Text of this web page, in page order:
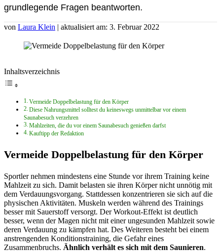
grundlegende Fragen beantworten.
von Laura Klein | aktualisiert am: 3. Februar 2022
Inhaltsverzeichnis
Vermeide Doppelbelastung für den Körper
Diese Nahrungsmittel solltest du keineswegs unmittelbar vor einem
Saunabesuch verzehren
Mahlzeiten, die du vor einem Saunabesuch genießen darfst
Kauftipp der Redaktion
Vermeide Doppelbelastung für den Körper
Sportler nehmen mindestens eine Stunde vor ihrem Training keine
Mahlzeit zu sich. Damit belasten sie ihren Körper nicht unnötig mit
dem Verdauungsvorgang. Stattdessen konzentrieren sie sich auf die
physischen Aktivitäten. Muskeln werden während des Trainings
besser mit Sauerstoff versorgt. Der Workout-Effekt ist deutlich
besser, wenn der Magen nicht mit einer ungesunden Mahlzeit sowie
deren Verdauung zu kämpfen hat. Des Weiteren besteht bei einem
anstrengenden Konditionstraining, die Gefahr eines
Zusammenbruchs. Ähnlich verhält es sich mit dem Saunieren.